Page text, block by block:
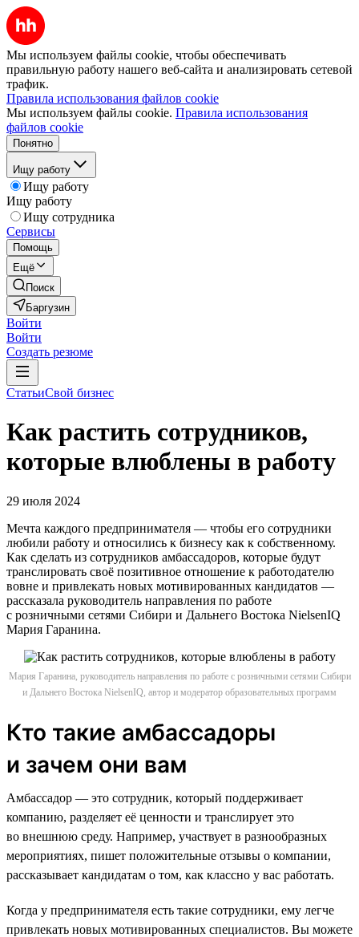
Мы используем файлы cookie, чтобы обеспечивать
правильную работу нашего веб-сайта и анализировать сетевой
трафик.
Правила использования файлов cookie
Мы используем файлы cookie. Правила использования
файлов cookie
Понятно
Ищу работу
Ищу работу
Ищу работу
Ищу сотрудника
Сервисы
Помощь
Ещё
Поиск
Баргузин
Войти
Войти
Создать резюме
СтатьиСвой бизнес
Как растить сотрудников,
которые влюблены в работу
29 июля 2024
Мечта каждого предпринимателя — чтобы его сотрудники
любили работу и относились к бизнесу как к собственному.
Как сделать из сотрудников амбассадоров, которые будут
транслировать своё позитивное отношение к работодателю
вовне и привлекать новых мотивированных кандидатов —
рассказала руководитель направления по работе
с розничными сетями Сибири и Дальнего Востока NielsenIQ
Мария Гаранина.
Мария Гаранина, руководитель направления по работе с розничными сетями Сибири
и Дальнего Востока NielsenIQ, автор и модератор образовательных программ
Кто такие амбассадоры
и зачем они вам
Амбассадор — это сотрудник, который поддерживает
компанию, разделяет её ценности и транслирует это
во внешнюю среду. Например, участвует в разнообразных
мероприятиях, пишет положительные отзывы о компании,
рассказывает кандидатам о том, как классно у вас работать.
Когда у предпринимателя есть такие сотрудники, ему легче
привлекать новых мотивированных специалистов. Вы можете